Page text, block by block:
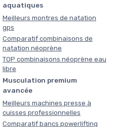
aquatiques
Meilleurs montres de natation
gps
Comparatif combinaisons de
natation néoprène
TOP combinaisons néoprène eau
libre
Musculation premium
avancée
Meilleurs machines presse à
cuisses professionnelles
Comparatif bancs powerlifting